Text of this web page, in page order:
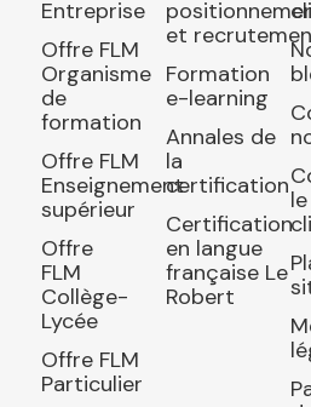
Entreprise
Offre FLM
Organisme
de
formation
Offre FLM
Enseignement
supérieur
Offre
FLM
Collège-
Lycée
Offre FLM
Particulier
et
Formation
e-learning
Annales de
la
certification
Certification
en langue
française Le
Robert